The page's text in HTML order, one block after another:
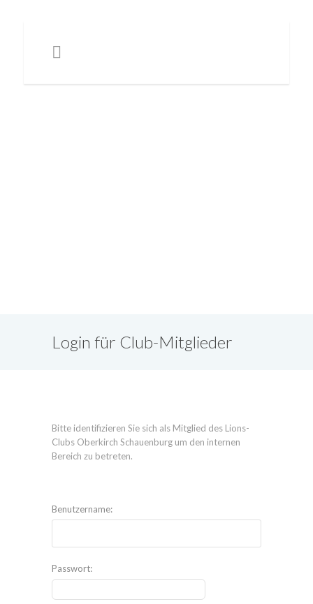
Login für Club-Mitglieder
Bitte identifizieren Sie sich als Mitglied des Lions-
Clubs Oberkirch Schauenburg um den internen
Bereich zu betreten.
Benutzername:
Passwort: